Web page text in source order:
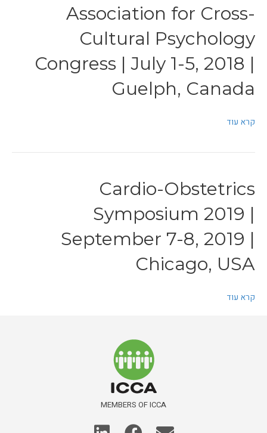
Association for Cross-
Cultural Psychology
Congress | July 1-5, 2018 |
Guelph, Canada
קרא עוד
Cardio-Obstetrics
Symposium 2019 |
September 7-8, 2019 |
Chicago, USA
קרא עוד
MEMBERS OF ICCA